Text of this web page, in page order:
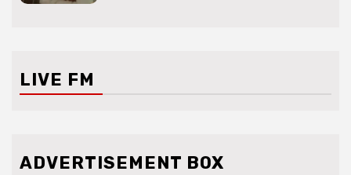
LIVE FM
ADVERTISEMENT BOX